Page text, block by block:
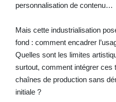
personnalisation de contenu…
Mais cette industrialisation
fond : comment encadrer
Quelles sont les limites
surtout, comment intégrer ces
chaînes de production sans
initiale ?